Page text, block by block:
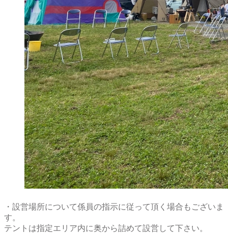
・設営場所について係員の指示に従って頂く場合もございま
す。
テントは指定エリア内に奥から詰めて設営して下さい。